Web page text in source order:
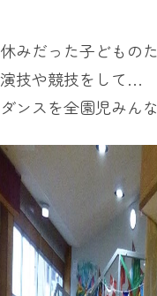
みだった子どもの
技や競技をして…
ンスを全園児みん